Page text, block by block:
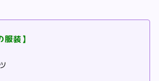
装】